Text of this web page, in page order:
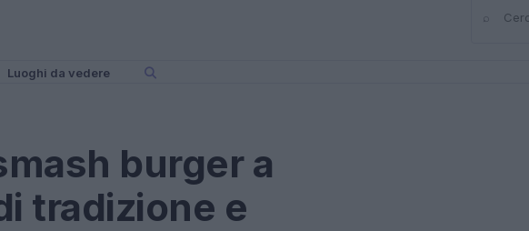
Cerca
Luoghi da vedere
burger a
tradizione e